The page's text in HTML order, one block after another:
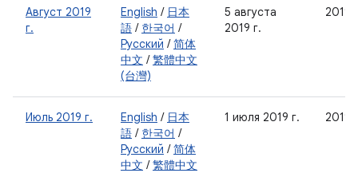
Август 2019
г.
English / 日本
語 / 한국어 /
Русский /简体
中文 /繁體中文
(台灣)
5 августа
2019 г.
Июль 2019 г. English / 日本
語 / 한국어 /
Русский /简体
中文 /繁體中文
1 июля 2019 г.